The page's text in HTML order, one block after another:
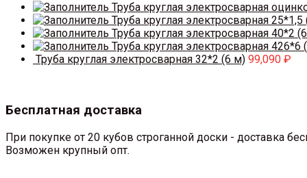
Труба круглая электросварная
Труба круглая электросварная
Труба круглая электросварная 40*2
Труба круглая электросварная 426*6
Труба круглая электросварная 32*2 (6 м) 99,090 ₽
Бесплатная доставка
При покупке от 20 кубов строганной доски - доставка
Возможен крупный опт.